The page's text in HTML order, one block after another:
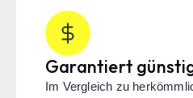
Garantiert
Im Vergleich zu